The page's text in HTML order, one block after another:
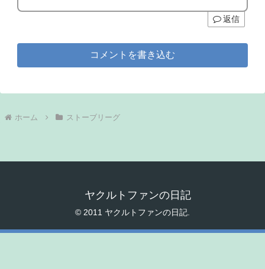
返信
コメントを書き込む
ホーム ストーブリーグ
ヤクルトファンの日記
© 2011 ヤクルトファンの日記.